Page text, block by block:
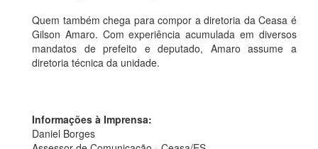
Quem também chega para compor a diretoria da Ceasa é
Gilson Amaro. Com experiência acumulada em diversos
mandatos de prefeito e deputado, Amaro assume a
diretoria técnica da unidade.
Informações à Imprensa:
Daniel Borges